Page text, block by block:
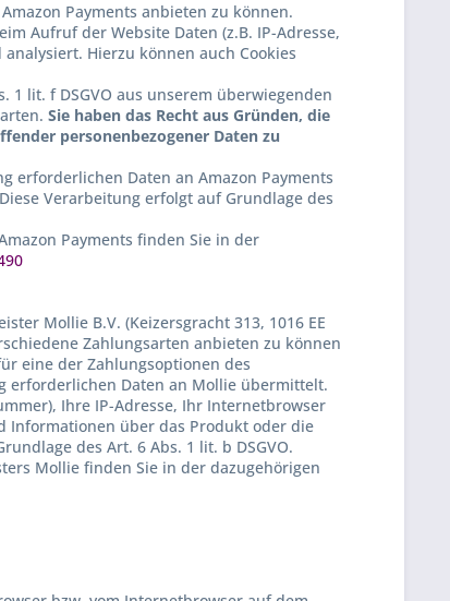
Payments anbieten zu können.
Aufruf der Website Daten (z.B. IP-Adresse,
Hierzu können auch Cookies
1 lit. f DSGVO aus unserem überwiegenden
Sie haben das Recht aus Gründen, die
personenbezogener Daten zu
erforderlichen Daten an Amazon Payments
Verarbeitung erfolgt auf Grundlage des
Payments finden Sie in der
Mollie B.V. (Keizersgracht 313, 1016 EE
Zahlungsarten anbieten zu können
eine der Zahlungsoptionen des
erforderlichen Daten an Mollie übermittelt.
Ihre IP-Adresse, Ihr Internetbrowser
Informationen über das Produkt oder die
des Art. 6 Abs. 1 lit. b DSGVO.
Mollie finden Sie in der dazugehörigen